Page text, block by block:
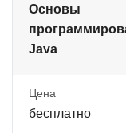
Основы
Java
Цена
бесплатно